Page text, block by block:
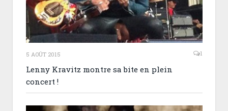
5 AOÛT 2015 1
Lenny Kravitz montre sa bite en plein
concert !